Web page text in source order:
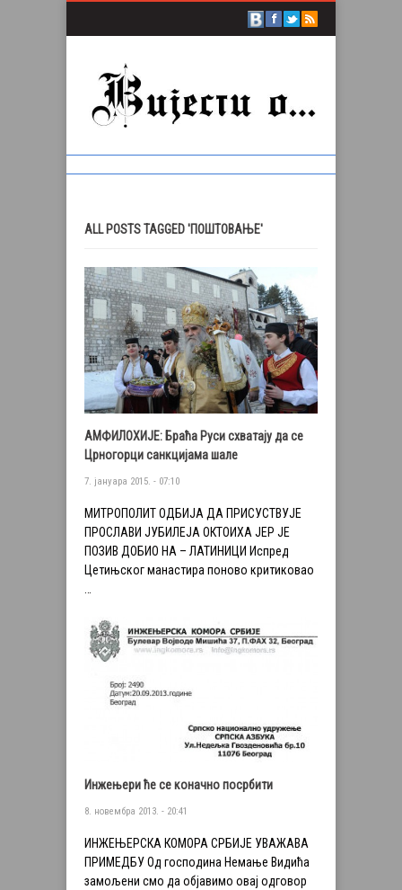
ALL POSTS TAGGED 'ПОШТОВАЊЕ'
АМФИЛОХИЈЕ: Браћа Руси схватају да се
Црногорци санкцијама шале
7. јануара 2015. - 07:10
МИТРОПОЛИТ ОДБИЈA ДА ПРИСУСТВУЈЕ
ПРОСЛАВИ ЈУБИЛЕЈА ОКТОИХА ЈЕР ЈЕ
ПОЗИВ ДОБИО НА – ЛАТИНИЦИ Испред
Цетињског манастира поново критиковао
Инжењери ће се коначно посрбити
8. новембра 2013. - 20:41
ИНЖЕЊЕРСКА КОМОРА СРБИЈЕ УВАЖАВА
ПРИМЕДБУ Од господина Немање Видића
замољени смо да објавимо овај одговор